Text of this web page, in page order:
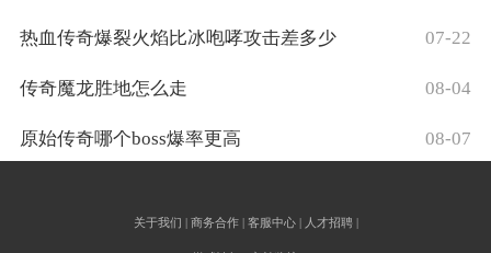
热血传奇爆裂火焰比冰咆哮攻击差多少 07-22
传奇魔龙胜地怎么走 08-04
原始传奇哪个boss爆率更高 08-07
关于我们 | 商务合作 | 客服中心 | 人才招聘 |